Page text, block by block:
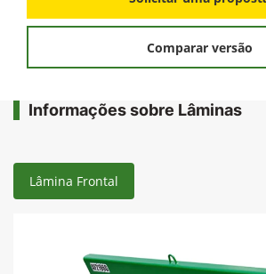
Comparar versão
Informações sobre Lâminas
Lâmina Frontal